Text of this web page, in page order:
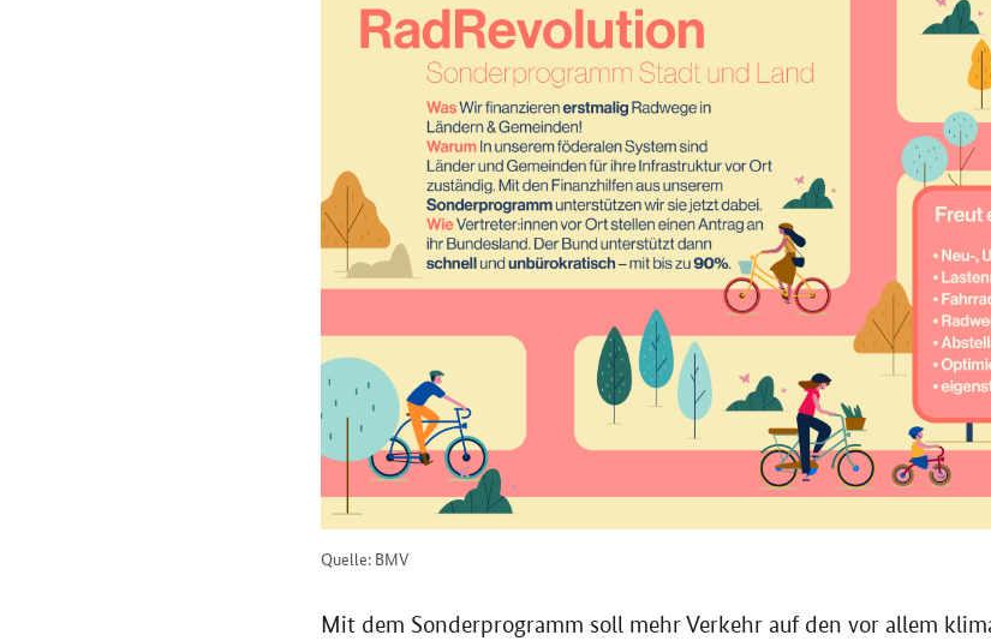
Quelle: BMV
Mit dem Sonderprogramm soll mehr Verkehr auf den vor allem